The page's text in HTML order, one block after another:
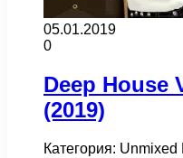
05.01.2019
0
Deep House
(2019)
Категория: